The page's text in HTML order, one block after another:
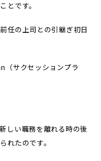
とです。
任の上司との引継ぎ初日
（サクセッションプラ
しい職務を離れる時の後
れたのです。